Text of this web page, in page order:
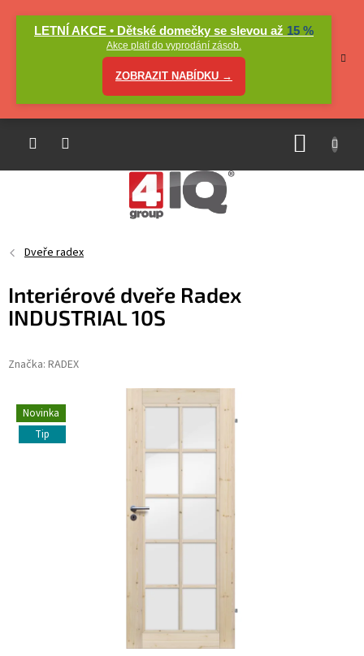
LETNÍ AKCE • Dětské domečky se slevou až 15 %
Akce platí do vyprodání zásob.
ZOBRAZIT NABÍDKU →
Dveře radex
Interiérové dveře Radex
INDUSTRIAL 10S
Značka: RADEX
Novinka
Tip